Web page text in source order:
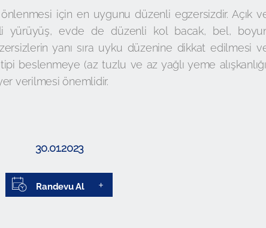
için en uygunu düzenli egzersizdir. Açık
yürüyüş, evde de düzenli kol bacak, bel,
yanı sıra uyku düzenine dikkat edilmesi
beslenmeye (az tuzlu ve az yağlı yeme
verilmesi önemlidir.
30.01.2023
Randevu Al